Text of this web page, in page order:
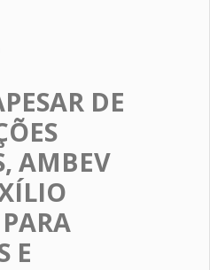
DE
AMBEV
E